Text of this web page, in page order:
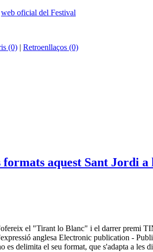
web oficial del Festival
(0) | Retroenllaços (0)
formats aquest Sant Jordi
el "Tirant lo Blanc" i el darrer premi
anglesa Electronic publication -
es delimita el seu format, que s'adapta a les